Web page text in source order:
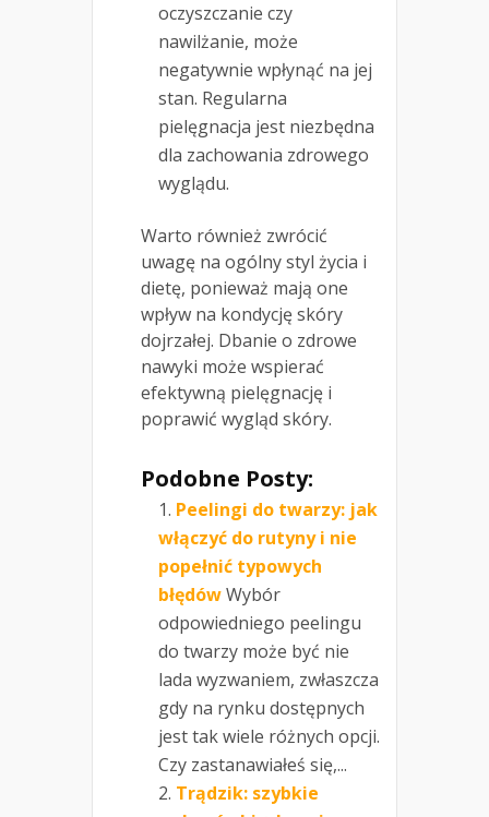
oczyszczanie czy
nawilżanie, może
negatywnie wpłynąć na jej
stan. Regularna
pielęgnacja jest niezbędna
dla zachowania zdrowego
wyglądu.
Warto również zwrócić
uwagę na ogólny styl życia i
dietę, ponieważ mają one
wpływ na kondycję skóry
dojrzałej. Dbanie o zdrowe
nawyki może wspierać
efektywną pielęgnację i
poprawić wygląd skóry.
Podobne Posty:
Peelingi do twarzy: jak
włączyć do rutyny i nie
popełnić typowych
błędówWybór
odpowiedniego peelingu
do twarzy może być nie
lada wyzwaniem, zwłaszcza
gdy na rynku dostępnych
jest tak wiele różnych opcji.
Czy zastanawiałeś się,...
Trądzik: szybkie